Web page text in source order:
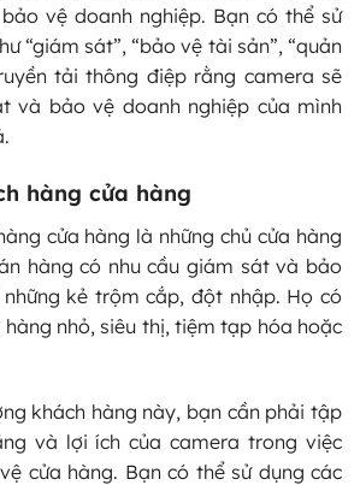
vệ doanh nghiệp. Bạn có thể sử
“giám sát”, “bảo vệ tài sản”, “quản
tải thông điệp rằng camera sẽ
và bảo vệ doanh nghiệp của mình
hàng cửa hàng
cửa hàng là những chủ cửa hàng
hàng có nhu cầu giám sát và bảo
kẻ trộm cắp, đột nhập. Họ có
hàng nhỏ, siêu thị, tiệm tạp hóa hoặc
khách hàng này, bạn cần phải tập
và lợi ích của camera trong việc
cửa hàng. Bạn có thể sử dụng các